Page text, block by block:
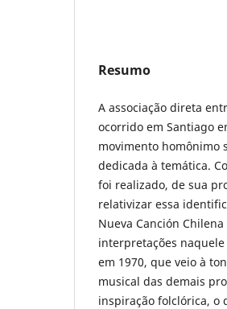
Resumo
A associação direta
ocorrido em Santiago
movimento homônimo
dedicada à temática.
foi realizado, de sua
relativizar essa
Nueva Canción
interpretações
em 1970, que veio à
musical das demais
inspiração folclórica, o